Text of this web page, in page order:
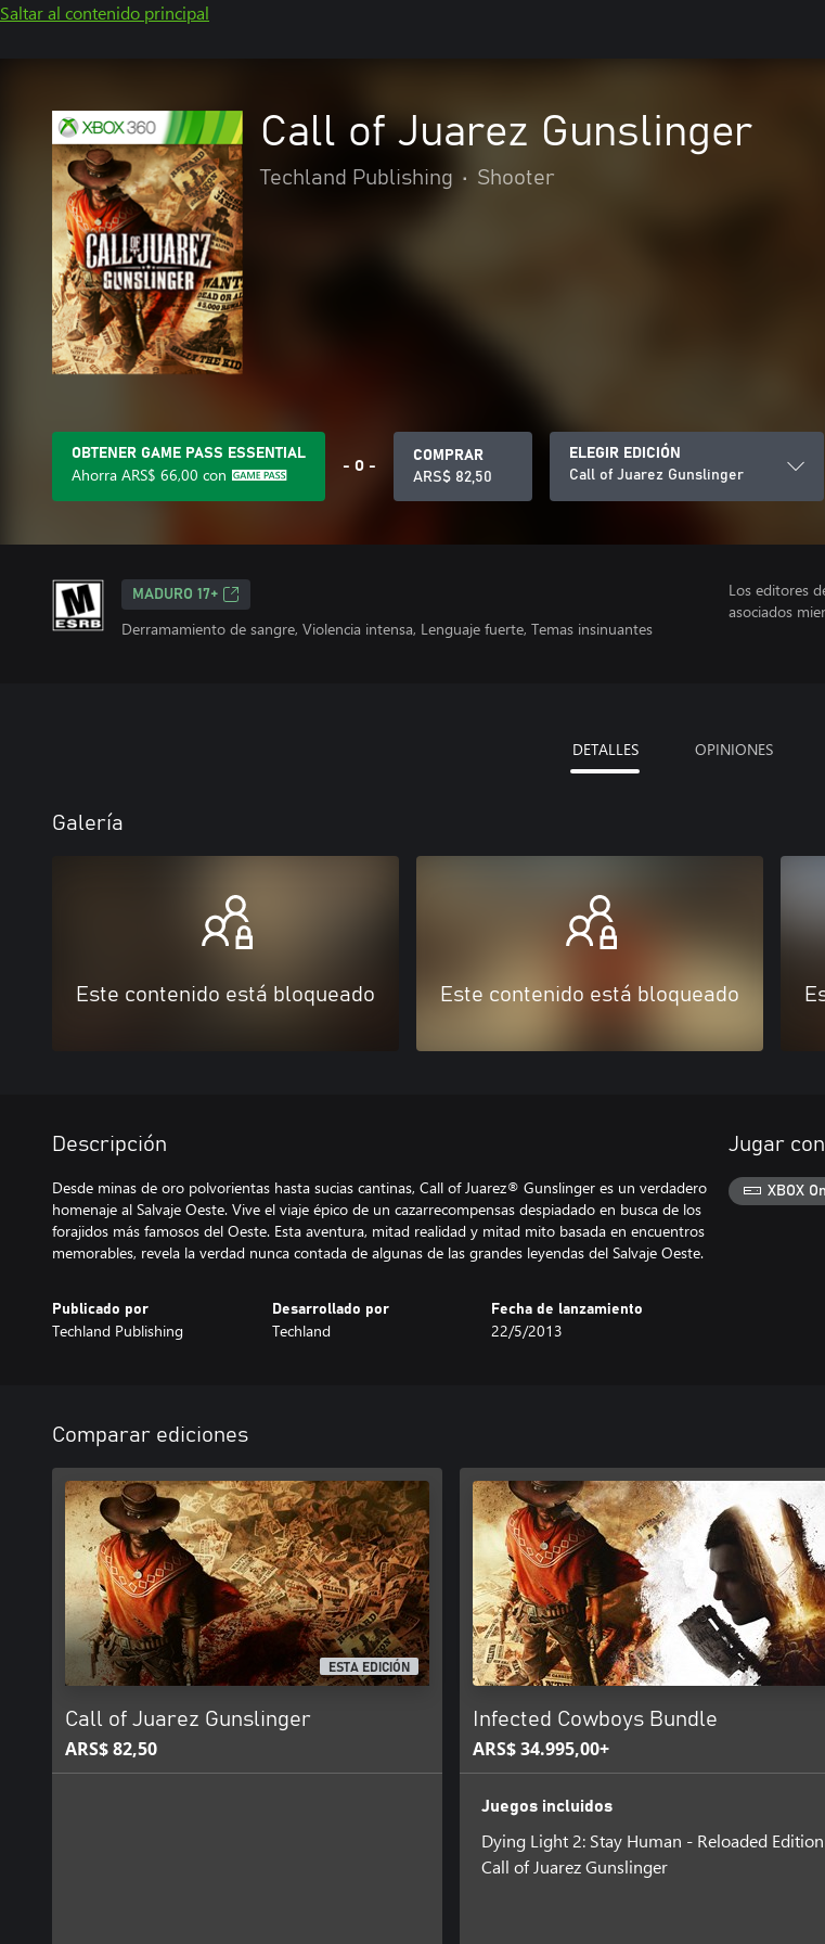
Saltar al contenido principal
Call of Juarez Gunslinger
Techland Publishing • Shooter
OBTENER GAME PASS ESSENTIAL
Ahorra ARS$ 66,00 con - O -
COMPRAR
ARS$ 82,50
ELEGIR EDICIÓN
Call of Juarez Gunslinger
MADURO 17+
Derramamiento de sangre, Violencia intensa, Lenguaje fuerte, Temas insinuantes
Los editores
asociados
DETALLES OPINIONES
Galería
Este contenido está bloqueado Este contenido está bloqueado
Descripción
Desde minas de oro polvorientas hasta sucias cantinas, Call of Juarez® Gunslinger es un verdadero
homenaje al Salvaje Oeste. Vive el viaje épico de un cazarrecompensas despiadado en busca de los
forajidos más famosos del Oeste. Esta aventura, mitad realidad y mitad mito basada en encuentros
memorables, revela la verdad nunca contada de algunas de las grandes leyendas del Salvaje Oeste.
Publicado por
Techland Publishing
Desarrollado por
Techland
Fecha de lanzamiento
22/5/2013
Jugar con
XBOX
Comparar ediciones
ESTA EDICIÓN
Call of Juarez Gunslinger
ARS$ 82,50
Infected Cowboys Bundle
ARS$ 34.995,00+
Juegos incluidos
Dying Light 2: Stay Human - Reloaded Edition
Call of Juarez Gunslinger